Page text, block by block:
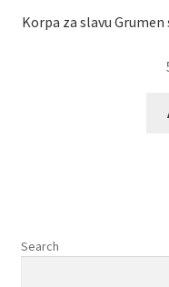
Korpa za slavu
Search